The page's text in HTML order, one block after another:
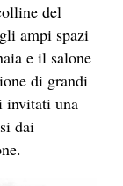
del
ampi spazi
e il salone
di grandi
invitati una
dai